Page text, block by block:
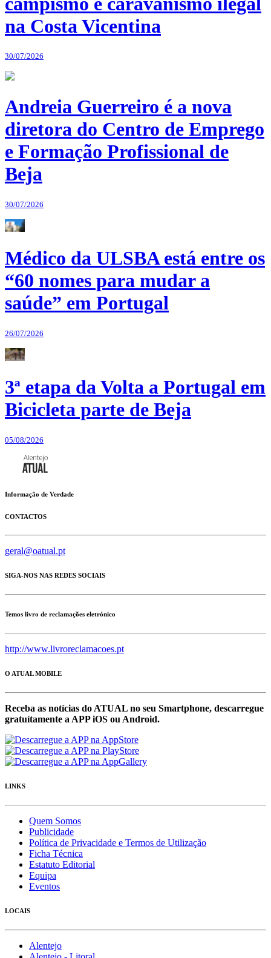
na Costa Vicentina
30/07/2026
Andreia Guerreiro é a nova
diretora do Centro de Emprego
e Formação Profissional de
Beja
30/07/2026
Médico da ULSBA está entre os
“60 nomes para mudar a
saúde” em Portugal
26/07/2026
3ª etapa da Volta a Portugal em
Bicicleta parte de Beja
05/08/2026
Informação de Verdade
CONTACTOS
geral@oatual.pt
SIGA-NOS NAS REDES SOCIAIS
Temos livro de reclamações eletrónico
http://www.livroreclamacoes.pt
O ATUAL MOBILE
Receba as notícias do ATUAL no seu Smartphone, descarregue
gratuítamente a APP iOS ou Android.
LINKS
Quem Somos
Publicidade
Política de Privacidade e Termos de Utilização
Ficha Técnica
Estatuto Editorial
Equipa
Eventos
LOCAIS
Alentejo